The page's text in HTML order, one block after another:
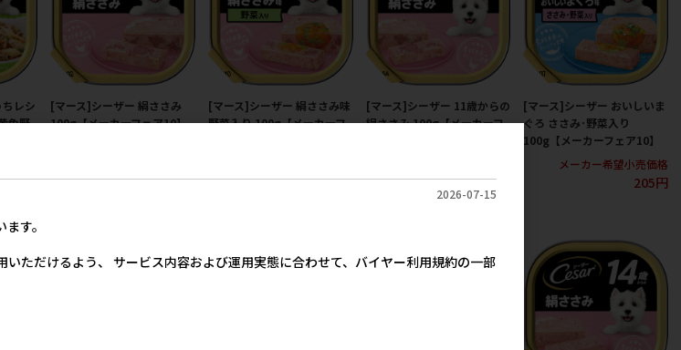
レシ
色野
売価格
[マース]シーザー 絹ささみ
100g【メーカーフェア10】
[マース]シーザー 絹ささみ味
野菜入り 100g【メーカーフ
205円
[マース]シーザー 11歳からの
絹ささみ 100g【メーカーフ
205円
[マース]シーザー おいしいま
ぐろ ささみ･野菜入り
100g【メーカーフェア10】
メーカー希望小売価格
205円
2026-07-15
す。
ただけるよう、 サービス内容および運用実態に合わせて、バイヤー利用規約の一部